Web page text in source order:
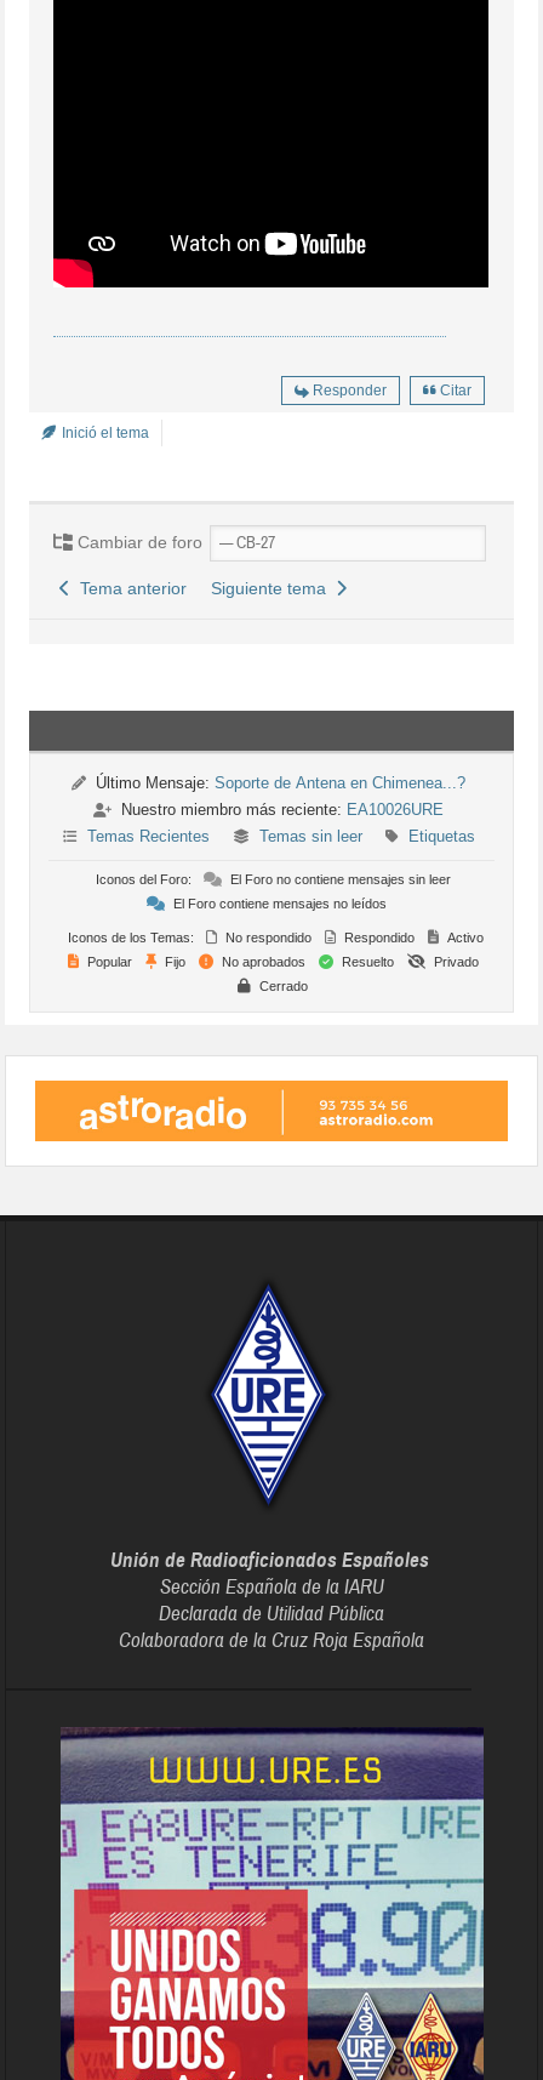
Responder Citar
Inició el tema
Cambiar de foro
Tema anterior Siguiente tema
Último Mensaje: Soporte de Antena en Chimenea...?
Nuestro miembro más reciente: EA10026URE
Temas Recientes
Temas sin leer Etiquetas
Iconos del Foro:
El Foro no contiene mensajes sin leer
El Foro contiene mensajes no leídos
Iconos de los Temas: No respondido Respondido
Activo
Popular
Fijo No aprobados Resuelto
Privado
Cerrado
Unión de Radioaficionados Españoles
Sección Española de la IARU
Declarada de Utilidad Pública
Colaboradora de la Cruz Roja Española